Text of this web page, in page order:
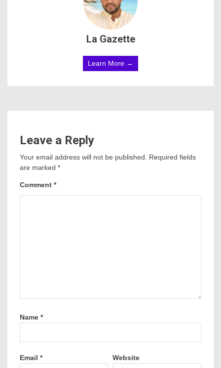
La Gazette
Learn More →
Leave a Reply
Your email address will not be published.
Required fields
are marked *
Comment *
Name *
Email * Website